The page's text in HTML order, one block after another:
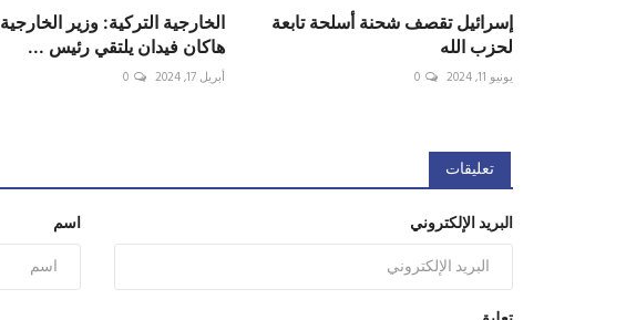
إسرائيل تقصف شحنة أسلحة تابعة
لحزب الله
يونيو 11, 2024 0
الخارجية التركية: وزير الخارجية
هاكان فيدان يلتقي رئيس ...
أبريل 17, 2024 0
تعليقات
اسم البريد الإلكتروني